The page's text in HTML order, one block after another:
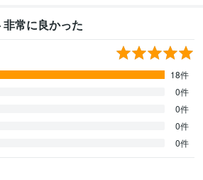
常に良かった
18件
0件
0件
0件
0件